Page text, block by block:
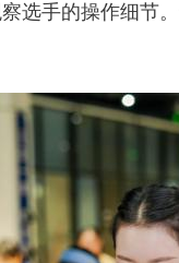
选手的操作细节